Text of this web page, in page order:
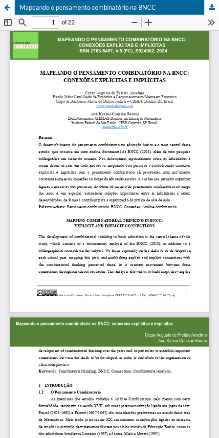
Mapeando o pensamento combinatório na BNCC